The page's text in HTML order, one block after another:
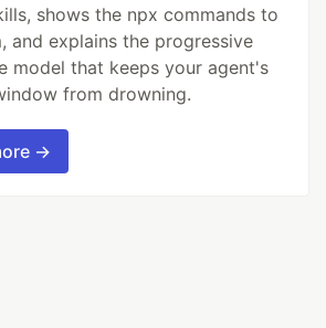
shows the npx commands to
and explains the progressive
model that keeps your agent's
from drowning.
→